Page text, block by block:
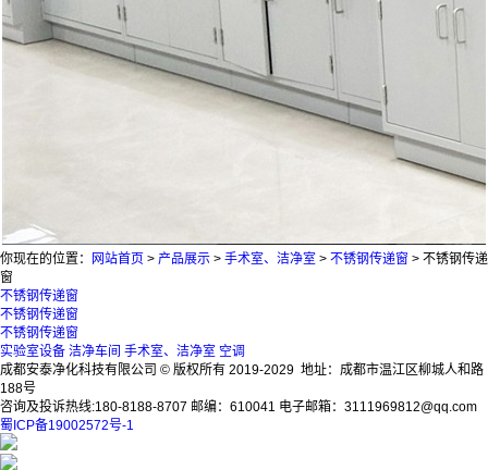
你现在的位置： 网站首页 > 产品展示 > 手术室、洁净室 > 不锈钢传递窗 > 不锈钢传递
窗
不锈钢传递窗
不锈钢传递窗
不锈钢传递窗
实验室设备 洁净车间 手术室、洁净室 空调
成都安泰净化科技有限公司 © 版权所有 2019-2029 地址：成都市温江区柳城人和路
188号
咨询及投诉热线:180-8188-8707 邮编：610041 电子邮箱：3111969812@qq.com
蜀ICP备19002572号-1